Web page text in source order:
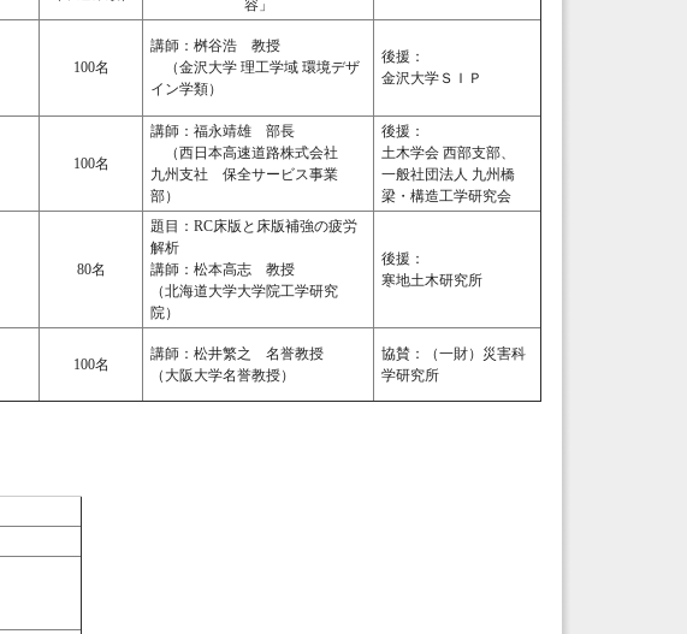
容」
100名
講師：桝谷浩 教授
（金沢大学 理工学域 環境デザ
イン学類）
後援：
金沢大学ＳＩＰ
100名
講師：福永靖雄 部長
（西日本高速道路株式会社
九州支社 保全サービス事業
部）
後援：
土木学会 西部支部、
一般社団法人 九州橋
梁・構造工学研究会
80名
題目：RC床版と床版補強の疲労
解析
講師：松本高志 教授
（北海道大学大学院工学研究
院）
後援：
寒地土木研究所
100名
講師：松井繁之 名誉教授
（大阪大学名誉教授）
協賛：（一財）災害科
学研究所